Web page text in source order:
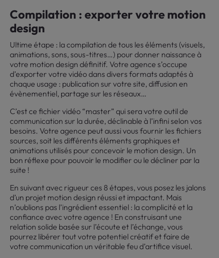
Compilation : exporter votre motion
design
Ultime étape : la compilation de tous les éléments (visuels,
animations, sons, sous-titres…) pour donner naissance à
votre motion design définitif. Votre agence s’occupe
d’exporter votre vidéo dans divers formats adaptés à
chaque usage : publication sur votre site, diffusion en
évènementiel, partage sur les réseaux…
C’est ce fichier vidéo “master” qui sera votre outil de
communication sur la durée, déclinable à l’infini selon vos
besoins. Votre agence peut aussi vous fournir les fichiers
sources, soit les différents éléments graphiques et
animations utilisés pour concevoir le motion design. Un
bon réflexe pour pouvoir le modifier ou le décliner par la
suite !
En suivant avec rigueur ces 8 étapes, vous posez les jalons
d’un projet motion design réussi et impactant. Mais
n’oublions pas l’ingrédient essentiel : la complicité et la
confiance avec votre agence ! En construisant une
relation solide basée sur l’écoute et l’échange, vous
pourrez libérer tout votre potentiel créatif et faire de
votre communication un véritable feu d’artifice visuel.